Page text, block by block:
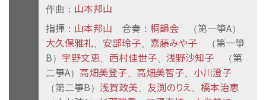
作曲： 山本邦山
指揮 ： 山本邦山 合奏 ： 桐韻会 （第一箏A）
大久保雅礼 安部玲子 嘉藤みや子 （第一箏
B） 宇野文恵 西村佳世子 浅野沙知子 （第
二箏A） 高畑美登子 高畑美智子 小川澄子
（第二箏B） 浅賀政美 友渕のりえ 橋本治恵